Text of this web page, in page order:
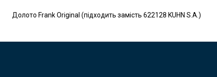
Долото Frank Original (підходить замість 622128 KUHN S.A.)